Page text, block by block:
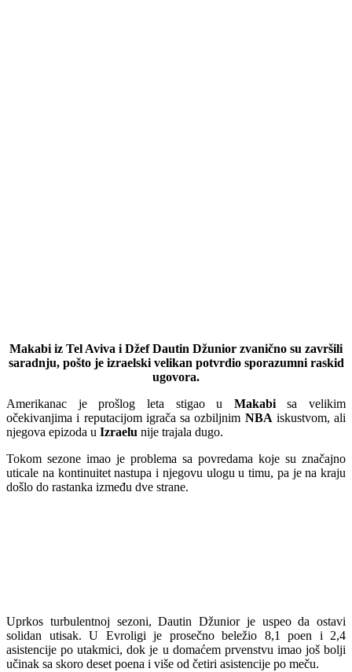
Makabi iz Tel Aviva i Džef Dautin Džunior zvanično su završili
saradnju, pošto je izraelski velikan potvrdio sporazumni raskid
ugovora.
Amerikanac je prošlog leta stigao u Makabisa velikim
očekivanjima i reputacijom igrača sa ozbiljnim NBA iskustvom, ali
njegova epizoda u Izraelu nije trajala dugo.
Tokom sezone imao je problema sa povredama koje su značajno
uticale na kontinuitet nastupa i njegovu ulogu u timu, pa je na kraju
došlo do rastanka između dve strane.
Uprkos turbulentnoj sezoni, Dautin Džunior je uspeo da ostavi
solidan utisak. U Evroligi je prosečno beležio 8,1 poen i 2,4
asistencije po utakmici, dok je u domaćem prvenstvu imao još bolji
učinak sa skoro deset poena i više od četiri asistencije po meču.